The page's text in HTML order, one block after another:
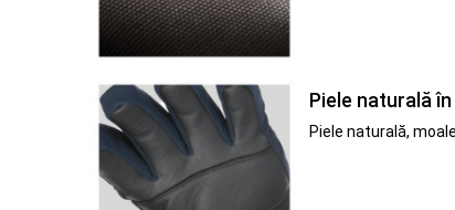
Piele naturală
Piele naturală,